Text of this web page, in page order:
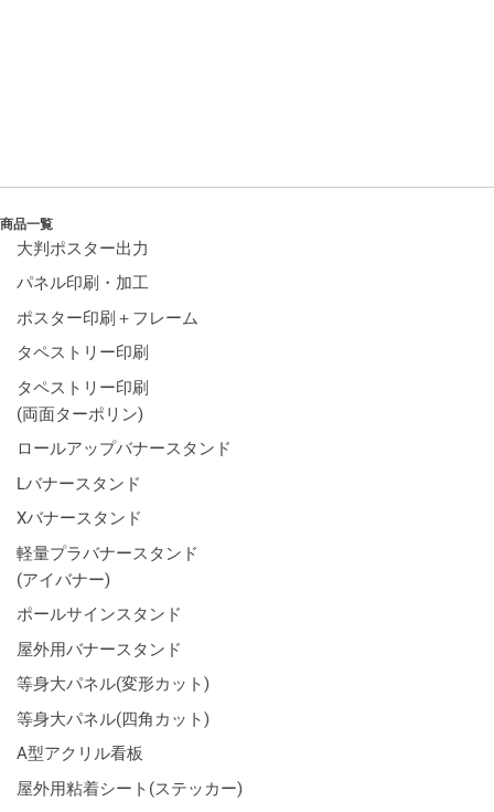
商品一覧
大判ポスター出力
パネル印刷・加工
ポスター印刷＋フレーム
タペストリー印刷
タペストリー印刷
(両面ターポリン)
ロールアップバナースタンド
Lバナースタンド
Xバナースタンド
軽量プラバナースタンド
(アイバナー)
ポールサインスタンド
屋外用バナースタンド
等身大パネル(変形カット)
等身大パネル(四角カット)
A型アクリル看板
屋外用粘着シート(ステッカー)